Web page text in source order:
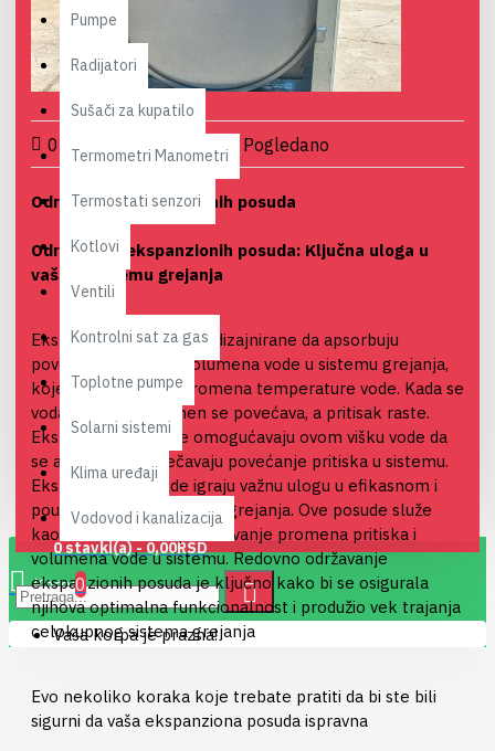
0 stavki(a) - 0,00RSD
0
Vaša korpa je prazna!
Pumpe
Radijatori
Sušači za kupatilo
Termometri Manometri
Termostati senzori
Kotlovi
Ventili
Kontrolni sat za gas
Toplotne pumpe
Solarni sistemi
Klima uređaji
Vodovod i kanalizacija
0 Comment(s) 23694 Pogledano
Održavanje ekspanzionih posuda
Održavanje ekspanzionih posuda: Ključna uloga u
vašem sistemu grejanja
Ekspanzione posude su dizajnirane da apsorbuju
povećanje pritiska i volumena vode u sistemu grejanja,
koje se javlja usled promena temperature vode. Kada se
voda zagreva, volumen se povećava, a pritisak raste.
Ekspanzione posude omogućavaju ovom višku vode da
se akumulira i sprečavaju povećanje pritiska u sistemu.
Ekspanzione posude igraju važnu ulogu u efikasnom i
pouzdanom radu sistema grejanja. Ove posude služe
kao rezervoari za apsorbovanje promena pritiska i
volumena vode u sistemu. Redovno održavanje
ekspanzionih posuda je ključno kako bi se osigurala
njihova optimalna funkcionalnost i produžio vek trajanja
celokupnog sistema grejanja
Evo nekoliko koraka koje trebate pratiti da bi ste bili
sigurni da vaša ekspanziona posuda ispravna